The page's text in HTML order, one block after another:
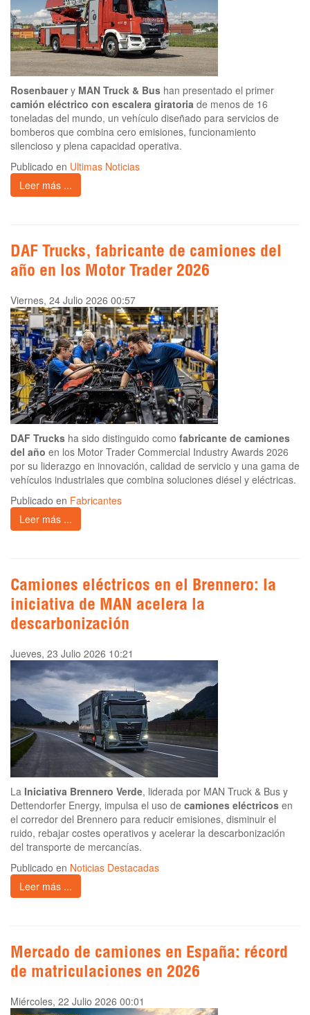
Rosenbauery MAN Truck & Bus han presentado el primer
camión eléctrico con escalera giratoria de menos de 16
toneladas del mundo, un vehículo diseñado para servicios de
bomberos que combina cero emisiones, funcionamiento
silencioso y plena capacidad operativa.
Publicado en Ultimas Noticias
Leer más ...
DAF Trucks, fabricante de camiones del
año en los Motor Trader 2026
Viernes, 24 Julio 2026 00:57
DAF Trucks ha sido distinguido como fabricante de camiones
del año en los Motor Trader Commercial Industry Awards 2026
por su liderazgo en innovación, calidad de servicio y una gama de
vehículos industriales que combina soluciones diésel y eléctricas.
Publicado en Fabricantes
Leer más ...
Camiones eléctricos en el Brennero: la
iniciativa de MAN acelera la
descarbonización
Jueves, 23 Julio 2026 10:21
La Iniciativa Brennero Verde, liderada por MAN Truck & Bus y
Dettendorfer Energy, impulsa el uso de camiones eléctricos en
el corredor del Brennero para reducir emisiones, disminuir el
ruido, rebajar costes operativos y acelerar la descarbonización
del transporte de mercancías.
Publicado en Noticias Destacadas
Leer más ...
Mercado de camiones en España: récord
de matriculaciones en 2026
Miércoles, 22 Julio 2026 00:01